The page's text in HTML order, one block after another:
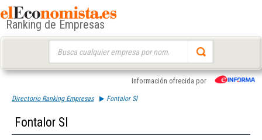
Ranking de Empresas
Información ofrecida por
Directorio Ranking Empresas Fontalor Sl
Fontalor Sl